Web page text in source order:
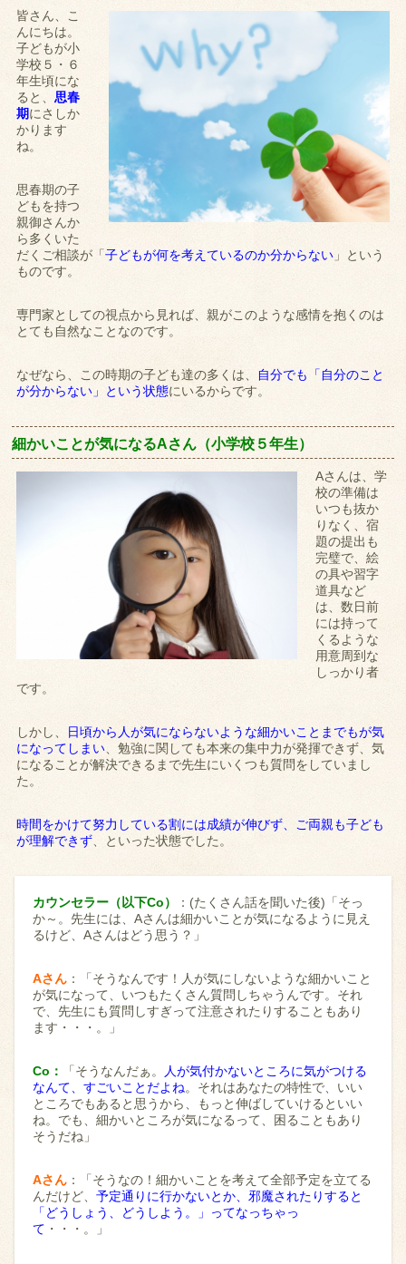
皆さん、こ
んにちは。
子どもが小
学校５・６
年生頃にな
ると、思春
期にさしか
かります
ね。
思春期の子
どもを持つ
親御さんか
ら多くいた
だくご相談が「子どもが何を考えているのか分からない 」という
ものです。
専門家としての視点から見れば、親がこのような感情を抱くのは
とても自然なことなのです。
なぜなら、この時期の子ども達の多くは、 自分でも「自分のこと
が分からない」という状態にいるからです。
細かいことが気になるAさん（小学校５年生）
Aさんは、学
校の準備は
いつも抜か
りなく、宿
題の提出も
完璧で、絵
の具や習字
道具など
は、数日前
には持って
くるような
用意周到な
しっかり者
です。
しかし、 日頃から人が気にならないような細かいことまでもが気
になってしまい、勉強に関しても本来の集中力が発揮できず、気
になることが解決できるまで先生にいくつも質問をしていまし
た。
時間をかけて努力している割には成績が伸びず、ご両親も子ども
が理解できず、といった状態でした。
カウンセラー（以下Co）
：(たくさん話を聞いた後)「そっ
か～。先生には、Aさんは細かいことが気になるように見え
るけど、Aさんはどう思う？」
Aさん ：「そうなんです！人が気にしないような細かいこと
が気になって、いつもたくさん質問しちゃうんです。それ
で、先生にも質問しすぎって注意されたりすることもあり
ます・・・。」
Co： 「そうなんだぁ。 人が気付かないところに気がつける
なんて、すごいことだよね。それはあなたの特性で、いい
ところでもあると思うから、もっと伸ばしていけるといい
ね。でも、細かいところが気になるって、困ることもあり
そうだね」
Aさん ：「そうなの！細かいことを考えて全部予定を立てる
んだけど、予定通りに行かないとか、邪魔されたりすると
「どうしょう、どうしよう。」ってなっちゃっ
て ・・・。」